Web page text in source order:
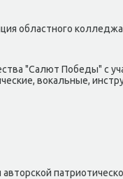
областного
"Салют Победы" с
вοкальные,